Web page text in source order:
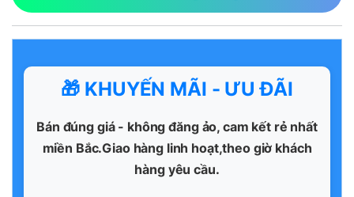
🎁 KHUYẾN MÃI - ƯU ĐÃI
Bán đúng giá - không đăng ảo, cam kết rẻ nhất
miền Bắc.Giao hàng linh hoạt,theo giờ khách
hàng yêu cầu.